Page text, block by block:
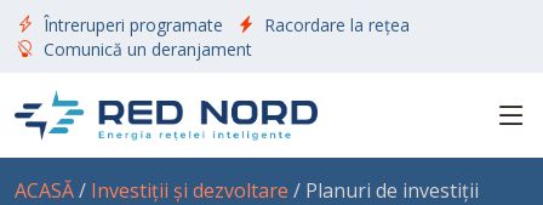
Întreruperi programate
Racordare la rețea
Comunică un deranjament
ACASĂ/ Investiții și dezvoltare / Planuri de investiții